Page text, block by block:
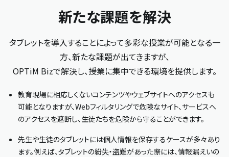
新たな課題を解決
タブレットを導入することによって多彩な授業が可能となる一
方、新たな課題が出てきますが、
OPTiM Bizで解決し、授業に集中できる環境を提供します。
教育現場に相応しくないコンテンツやウェブサイトへのアクセスも
可能となりますが、Webフィルタリングで危険なサイト、サービスへ
のアクセスを遮断し、生徒たちを危険から守ることができます。
先生や生徒のタブレットには個人情報を保存するケースが多々あり
ます。例えば、タブレットの紛失・盗難があった際には、情報漏えいの